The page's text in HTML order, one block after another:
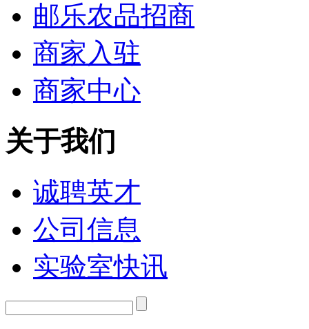
邮乐农品招商
商家入驻
商家中心
关于我们
诚聘英才
公司信息
实验室快讯